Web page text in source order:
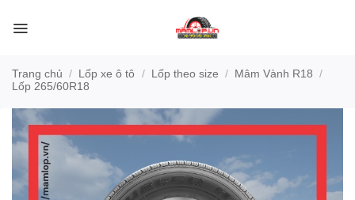
qua
Trang chủ / Lốp xe ô tô / Lốp theo size / Mâm Vành R18 /
Lốp 265/60R18